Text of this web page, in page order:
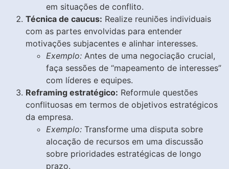
em situações de conflito.
Técnica de caucus: Realize reuniões individuais
com as partes envolvidas para entender
motivações subjacentes e alinhar interesses.
Exemplo: Antes de uma negociação crucial,
faça sessões de “mapeamento de interesses”
com líderes e equipes.
Reframing estratégico: Reformule questões
conflituosas em termos de objetivos estratégicos
da empresa.
Exemplo: Transforme uma disputa sobre
alocação de recursos em uma discussão
sobre prioridades estratégicas de longo
prazo.